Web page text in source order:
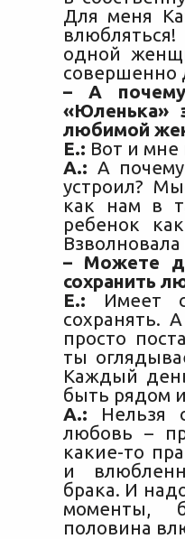
Для меня
одной
совершенно
– А
«Юленька»
любимой
Е.: Вот и мне
А.: А
устроил?
как нам в
ребенок
– Можете
сохранить
Е.: Имеет
сохранять.
просто
ты
Каждый
быть рядом
А.: Нельзя
любовь –
какие-то
и
брака. И
моменты,
половина